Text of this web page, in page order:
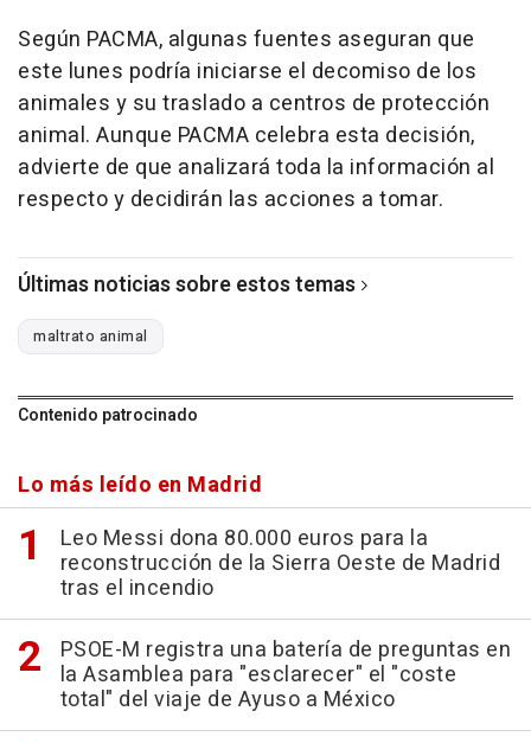
Según PACMA, algunas fuentes aseguran que
este lunes podría iniciarse el decomiso de los
animales y su traslado a centros de protección
animal. Aunque PACMA celebra esta decisión,
advierte de que analizará toda la información al
respecto y decidirán las acciones a tomar.
Últimas noticias sobre estos temas
maltrato animal
Contenido patrocinado
Lo más leído en Madrid
Leo Messi dona 80.000 euros para la
reconstrucción de la Sierra Oeste de Madrid
tras el incendio
PSOE-M registra una batería de preguntas en
la Asamblea para "esclarecer" el "coste
total" del viaje de Ayuso a México